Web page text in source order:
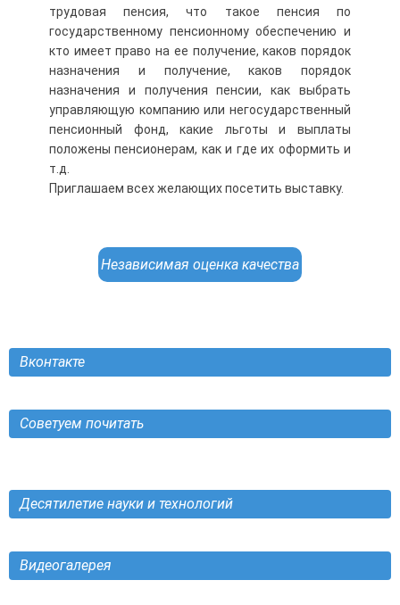
трудовая пенсия, что такое пенсия по
государственному пенсионному обеспечению и
кто имеет право на ее получение, каков порядок
назначения и получение, каков порядок
назначения и получения пенсии, как выбрать
управляющую компанию или негосударственный
пенсионный фонд, какие льготы и выплаты
положены пенсионерам, как и где их оформить и
т.д.
Приглашаем всех желающих посетить выставку.
Независимая оценка качества
Вконтакте
Советуем почитать
Десятилетие науки и технологий
Видеогалерея